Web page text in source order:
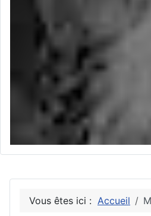
Vous êtes ici : Accueil